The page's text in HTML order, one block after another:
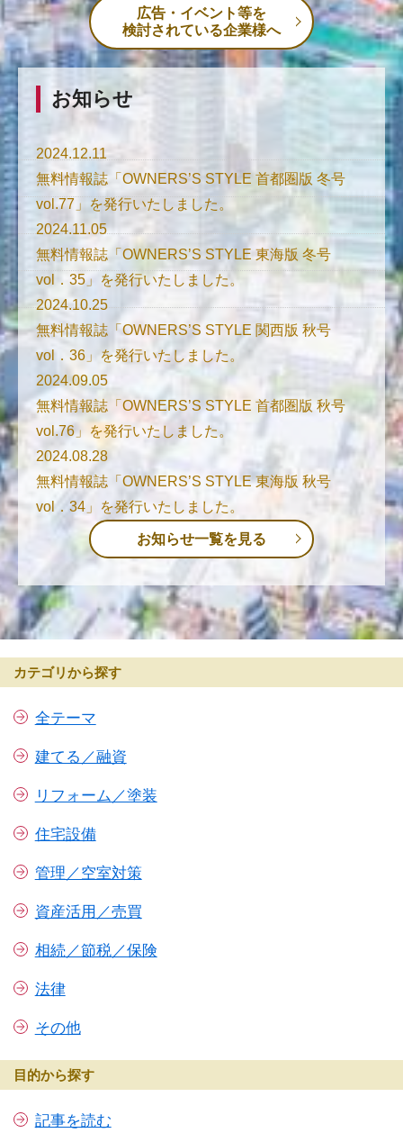
広告・イベント等を
検討されている企業様へ
お知らせ
2024.12.11
無料情報誌「OWNERS’S STYLE 首都圏版 冬号
vol.77」を発行いたしました。
2024.11.05
無料情報誌「OWNERS’S STYLE 東海版 冬号
vol．35」を発行いたしました。
2024.10.25
無料情報誌「OWNERS’S STYLE 関西版 秋号
vol．36」を発行いたしました。
2024.09.05
無料情報誌「OWNERS’S STYLE 首都圏版 秋号
vol.76」を発行いたしました。
2024.08.28
無料情報誌「OWNERS’S STYLE 東海版 秋号
vol．34」を発行いたしました。
お知らせ一覧を見る
カテゴリから探す
全テーマ
建てる／融資
リフォーム／塗装
住宅設備
管理／空室対策
資産活用／売買
相続／節税／保険
法律
その他
目的から探す
記事を読む